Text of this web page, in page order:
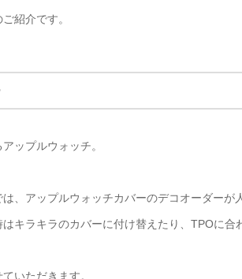
紹介です。
ップルウォッチ。
、アップルウォッチカバーのデコオーダーが
キラキラのカバーに付け替えたり、TPOに合
いただきます。